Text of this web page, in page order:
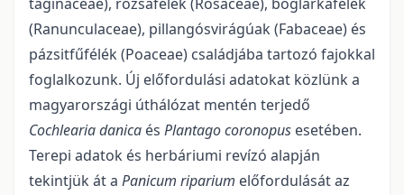
(Ranunculaceae), pillangósvirágúak (Fabaceae) és
pá­zsitfűfélék (Poaceae) családjába tartozó fajokkal
foglalkozunk. Új előfordulási adatokat közlünk a
magyar­országi úthálózat mentén terjedő
Cochlearia danica és Plantago coronopus esetében.
Terepi adatok és herbáriumi revízó alapján
tekintjük át a Panicum riparium előfordulását az